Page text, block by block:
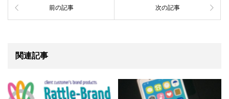
前の記事 次の記事
関連記事